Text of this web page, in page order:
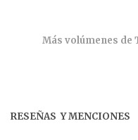
Más volúmenes de
RESEÑAS Y MENCIONES